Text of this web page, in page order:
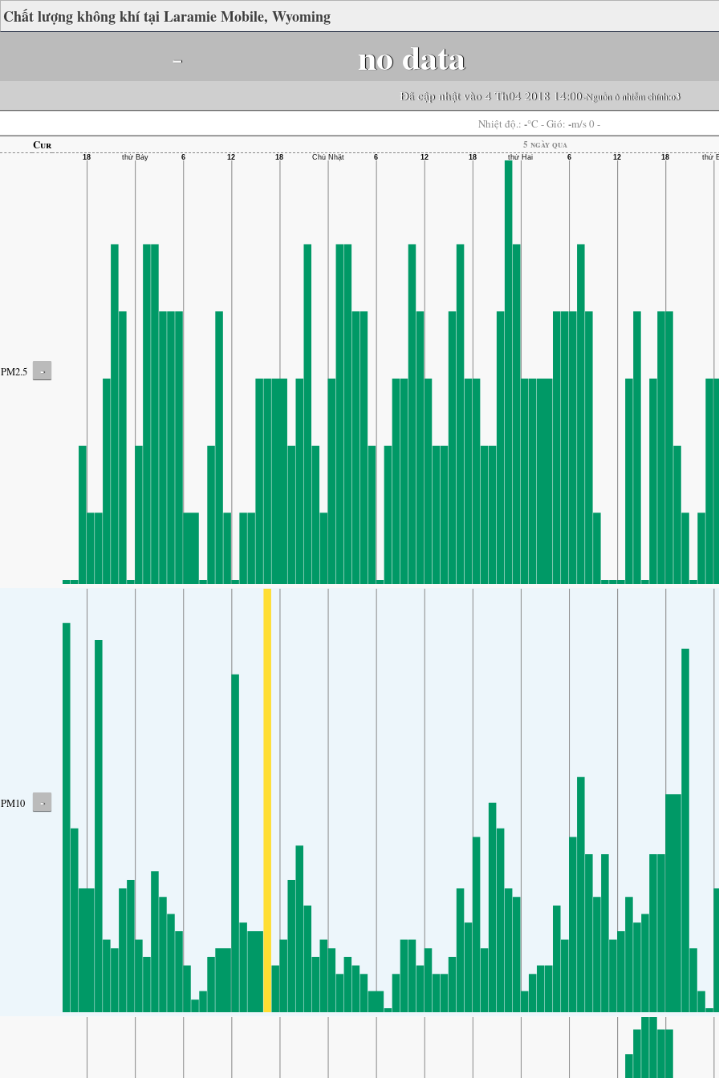
Chất lượng không khí tại Laramie Mobile, Wyoming
- no data
Đã cập nhật vào 4 Th04 2018 14:00-Nguồn ô nhiễm chính:o3
Nhiệt độ.: -°C - Gió: -m/s 0 -
Cur
5 ngày qua
PM2.5 -
PM10 -